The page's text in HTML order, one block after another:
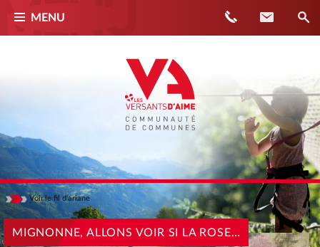
Téléphone Contact
MENU
ACTUALITÉS
Voir
Masquer
le fil d'ariane
MIGNONNE, ALLONS VOIR SI LA ROSE…